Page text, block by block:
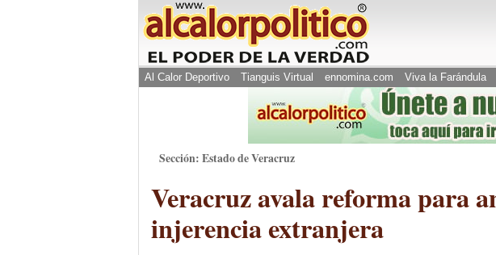
Al Calor Deportivo Tianguis Virtual ennomina.com Viva la Farándula
Sección: Estado de Veracruz
Veracruz avala reforma para
injerencia extranjera